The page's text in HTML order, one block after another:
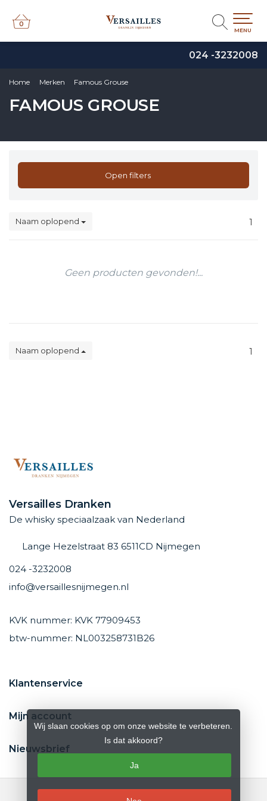
024 -3232008
0
0
MENU
Home Merken Famous Grouse
FAMOUS GROUSE
Open filters
Naam oplopend 1
Geen producten gevonden!...
Naam oplopend 1
Versailles Dranken
De whisky speciaalzaak van Nederland
Lange Hezelstraat 83 6511CD Nijmegen
024 -3232008
info@versaillesnijmegen.nl
KVK nummer: KVK 77909453
btw-nummer: NL003258731B26
Klantenservice
Mijn account
Nieuwsbrief
Wij slaan cookies op om onze website te verbeteren.
Is dat akkoord?
Ja